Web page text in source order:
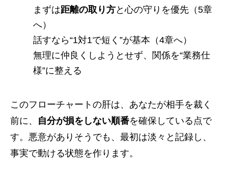
まずは距離の取り方と心の守りを優先（5章
へ）
話すなら“1対1で短く”が基本（4章へ）
無理に仲良くしようとせず、関係を“業務仕
様”に整える
このフローチャートの肝は、あなたが相手を裁く
前に、 自分が損をしない順番を確保している点で
す。悪意がありそうでも、最初は淡々と記録し、
事実で動ける状態を作ります。